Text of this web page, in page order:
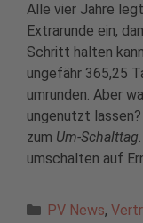
Alle vier Jahre
Extrarunde ein,
Schritt halten
ungefähr 365,25
umrunden. Aber
ungenutzt
zum Um-Schalttag
umschalten auf
Kategorien
PV News,